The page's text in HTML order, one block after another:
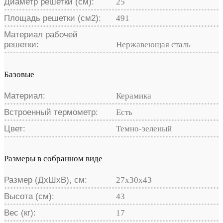
Площадь решетки (см2):
491
Материал рабочей
решетки:
Нержавеющая сталь
Базовые
Материал:
Керамика
Встроенный термометр:
Есть
Цвет:
Темно-зеленый
Размеры в собранном виде
Размер (ДхШхВ), см:
27х30х43
Высота (см):
43
Вес (кг):
17